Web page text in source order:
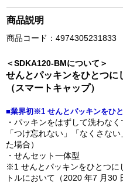
商品説明
商品コード：4974305231833
＜SDKA120-BMについて＞
せんとパッキンをひとつに
（スマートキャップ）
■業界初※1 せんとパッキンをひ
・パッキンをはずして洗わな
「つけ忘れない」「なくさな
た場合）
・せんセット一体型
※1 せんとパッキンをひとつに
トルにおいて（2020 年7 月30